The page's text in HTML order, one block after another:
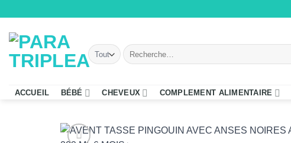
contenu
Recherche
pour :
ACCUEIL BÉBÉ CHEVEUX COMPLEMENT ALIMENTAIRE